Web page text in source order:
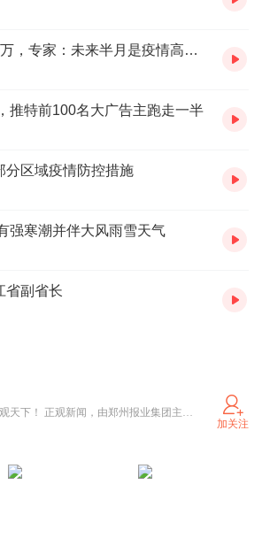
西班牙人脚风也足够顺的因素，但哥斯
挑剔。
岁，110天的年龄，他是世界杯历史上
球者。在他身前，更年轻的世界杯进球
队球员罗萨斯和1958年的球王贝利，
，就知道这样的天才产生得有多难。
同样是一位“00后”。还记得三天前，我
些年轻人的出色已然成为一种常态。
雷斯，还有贝林厄姆和加维，迄今为止
唯一标准的话，“00后”还配得上更高的
的话，冷门可能就不会出现。还有加
日新增本土感染破3万，专家：未来半月是疫情高位平台期
推特前100名大广告主跑走一半
分区域疫情防控措施
强寒潮并伴大风雨雪天气
省副省长
居中、守正、观天下！ 正观新闻，由郑州报业集团主办，是郑州市全力打造的“扎根郑州、立足中原、放眼全球”的拥有较强影响力的新型主流媒体，集“新闻+政务+服务”于一体的突出文化和国际视野的新媒体平台。
加关注